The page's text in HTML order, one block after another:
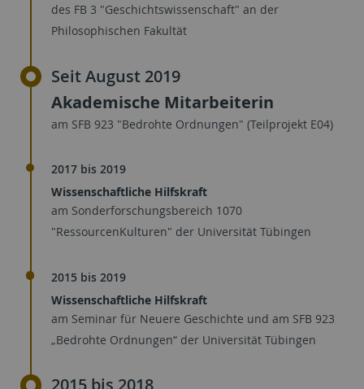
des FB 3 "Geschichtswissenschaft" an der
Philosophischen Fakultät
Seit August 2019
Akademische Mitarbeiterin
am SFB 923 "Bedrohte Ordnungen" (Teilprojekt E04)
2017 bis 2019
Wissenschaftliche Hilfskraft
am Sonderforschungsbereich 1070
"RessourcenKulturen" der Universität Tübingen
2015 bis 2019
Wissenschaftliche Hilfskraft
am Seminar für Neuere Geschichte und am SFB 923
„Bedrohte Ordnungen“ der Universität Tübingen